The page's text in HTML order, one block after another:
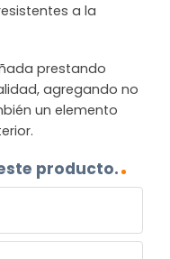
a la
prestando
agregando no
un elemento
producto.